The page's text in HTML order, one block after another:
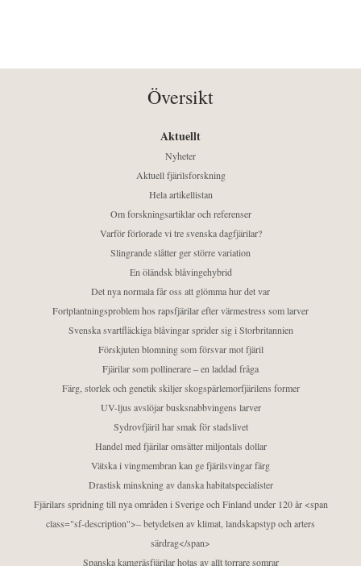
Översikt
Aktuellt
Nyheter
Aktuell fjärilsforskning
Hela artikellistan
Om forskningsartiklar och referenser
Varför förlorade vi tre svenska dagfjärilar?
Slingrande slåtter ger större variation
En öländsk blåvingehybrid
Det nya normala får oss att glömma hur det var
Fortplantningsproblem hos rapsfjärilar efter värmestress som larver
Svenska svartfläckiga blåvingar sprider sig i Storbritannien
Förskjuten blomning som försvar mot fjäril
Fjärilar som pollinerare – en laddad fråga
Färg, storlek och genetik skiljer skogspärlemorfjärilens former
UV-ljus avslöjar busksnabbvingens larver
Sydrovfjäril har smak för stadslivet
Handel med fjärilar omsätter miljontals dollar
Vätska i vingmembran kan ge fjärilsvingar färg
Drastisk minskning av danska habitatspecialister
Fjärilars spridning till nya områden i Sverige och Finland under 120 år <span
class="sf-description">– betydelsen av klimat, landskapstyp och arters
särdrag</span>
Spanska kamgräsfjärilar hotas av allt torrare somrar